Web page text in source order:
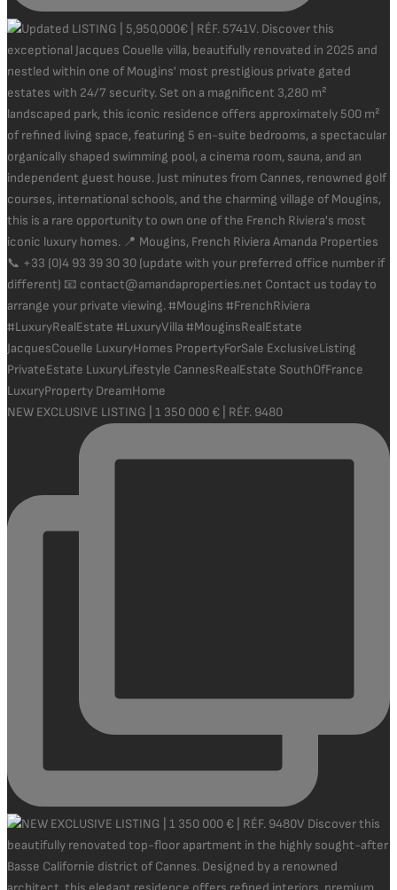
NEW EXCLUSIVE LISTING | 1 350 000 € | RÉF. 9480